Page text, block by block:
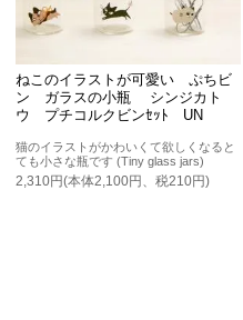
ねこのイラストが可愛い ぷちビ
ン ガラスの小瓶 シンジカト
ウ プチコルクビンｾｯﾄ UN
猫のイラストがかわいくて欲しくなると
ても小さな瓶です (Tiny glass jars)
2,310円(本体2,100円、税210円)